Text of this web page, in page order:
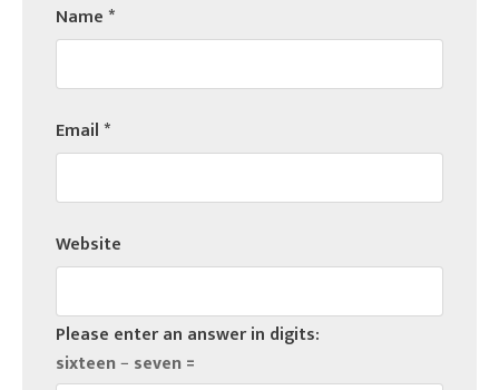
Name*
Email*
Website
Please enter an answer in digits:
sixteen − seven =